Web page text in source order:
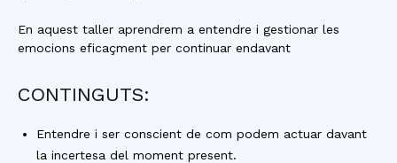
En aquest taller aprendrem a entendre i gestionar les
emocions eficaçment per continuar endavant
CONTINGUTS:
Entendre i ser conscient de com podem actuar davant
la incertesa del moment present.